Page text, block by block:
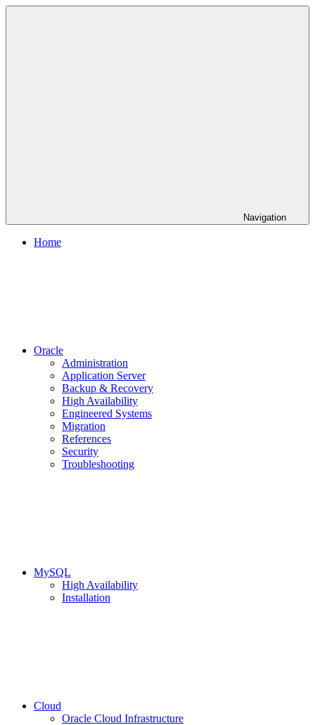
Skip
Navigation
Home
Oracle
Administration
Application Server
Backup & Recovery
High Availability
Engineered Systems
Migration
References
Security
Troubleshooting
MySQL
High Availability
Installation
Cloud
Oracle Cloud Infrastructure